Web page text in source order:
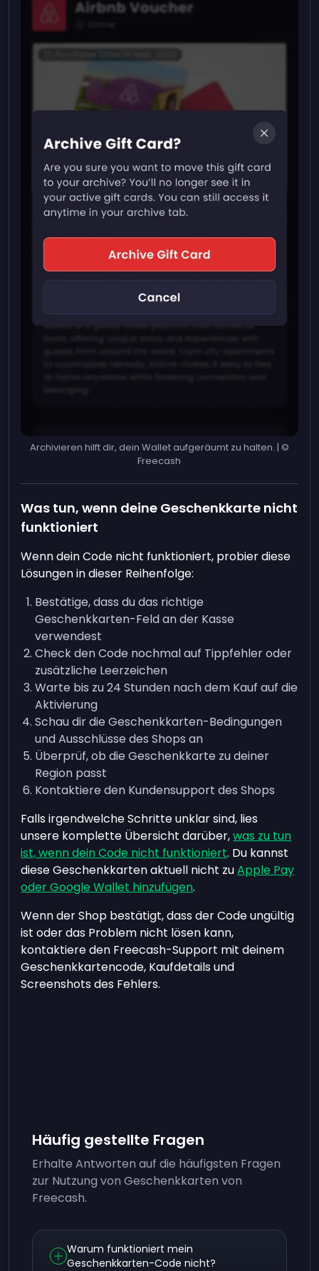
Archivieren hilft dir, dein Wallet aufgeräumt zu halten. | ©
Freecash
Was tun, wenn deine Geschenkkarte nicht
funktioniert
Wenn dein Code nicht funktioniert, probier diese
Lösungen in dieser Reihenfolge:
Bestätige, dass du das richtige
Geschenkkarten-Feld an der Kasse
verwendest
Check den Code nochmal auf Tippfehler oder
zusätzliche Leerzeichen
Warte bis zu 24 Stunden nach dem Kauf auf die
Aktivierung
Schau dir die Geschenkkarten-Bedingungen
und Ausschlüsse des Shops an
Überprüf, ob die Geschenkkarte zu deiner
Region passt
Kontaktiere den Kundensupport des Shops
Falls irgendwelche Schritte unklar sind, lies
unsere komplette Übersicht darüber,was zu tun
ist, wenn dein Code nicht funktioniert. Du kannst
diese Geschenkkarten aktuell nicht zuApple Pay
oder Google Wallet hinzufügen.
Wenn der Shop bestätigt, dass der Code ungültig
ist oder das Problem nicht lösen kann,
kontaktiere den Freecash-Support mit deinem
Geschenkkartencode, Kaufdetails und
Screenshots des Fehlers.
Häufig gestellte Fragen
Erhalte Antworten auf die häufigsten Fragen
zur Nutzung von Geschenkkarten von
Freecash.
Warum funktioniert mein
Geschenkkarten-Code nicht?